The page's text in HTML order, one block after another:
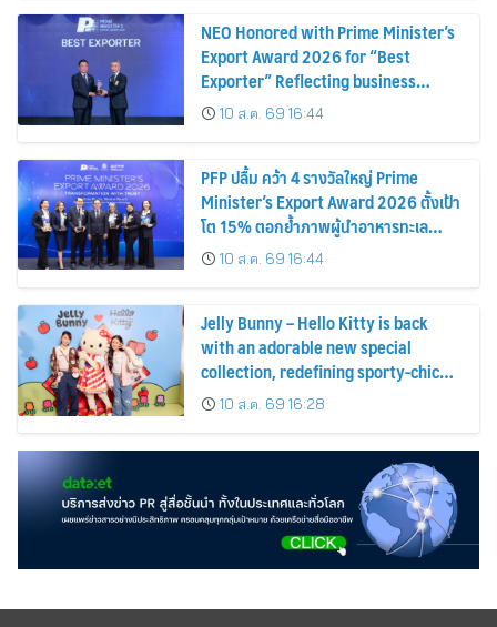
NEO Honored with Prime Minister’s
Export Award 2026 for “Best
Exporter” Reflecting business
excellence, elevating Thai products
globally
10 ส.ค. 69 16:44
PFP ปลื้ม คว้า 4 รางวัลใหญ่ Prime
Minister’s Export Award 2026 ตั้งเป้า
โต 15% ตอกย้ำภาพผู้นำอาหารทะเล
แปรรูป
10 ส.ค. 69 16:44
Jelly Bunny – Hello Kitty is back
with an adorable new special
collection, redefining sporty-chic
fashion by blending timeless
classics with playful fun
10 ส.ค. 69 16:28